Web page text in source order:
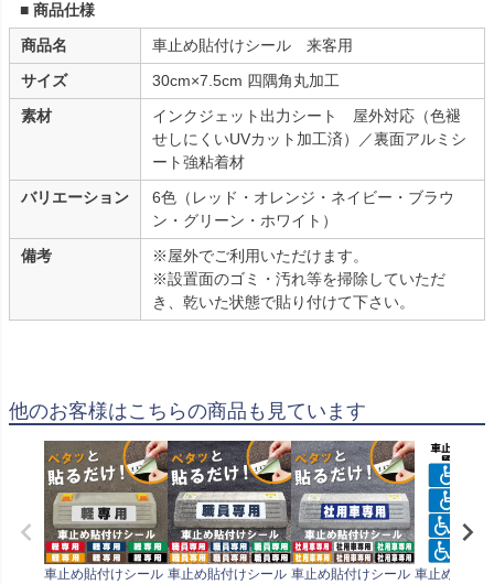
■ 商品仕様
商品名
車止め貼付けシール 来客用
サイズ
30cm×7.5cm 四隅角丸加工
素材
インクジェット出力シート 屋外対応（色褪
せしにくいUVカット加工済）／裏面アルミシ
ート強粘着材
バリエーション
6色（レッド・オレンジ・ネイビー・ブラウ
ン・グリーン・ホワイト）
備考
※屋外でご利用いただけます。
※設置面のゴミ・汚れ等を掃除していただ
き、乾いた状態で貼り付けて下さい。
他のお客様はこちらの商品も見ています
車止め貼付けシール 車止め貼付けシール 車止め貼付けシール 車止め貼付